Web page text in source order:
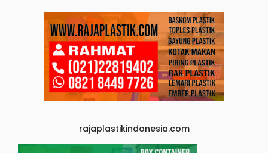
rajaplastikindonesia.com